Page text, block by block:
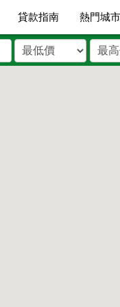
貸款指南 熱門城